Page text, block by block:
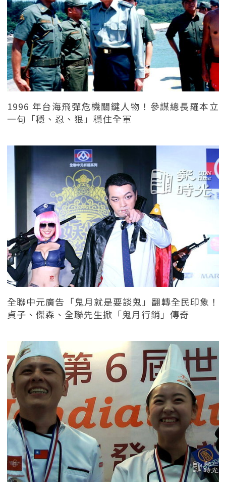
1996 年台海飛彈危機關鍵人物！參謀總長羅本立
一句「穩、忍、狠」穩住全軍
全聯中元廣告「鬼月就是要談鬼」翻轉全民印象！
貞子、傑森、全聯先生掀「鬼月行銷」傳奇